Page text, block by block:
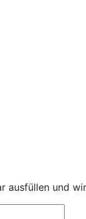
ausfüllen und